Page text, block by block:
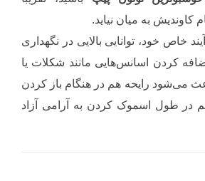
به میان نیاید.
خاص خود، توانایی بالایی در نگهداری
کردن اسانس‌هایی مانند شکلات یا
می‌شود رایحه هم در هنگام باز کردن
طول اسموک کردن به آرامی آزاد